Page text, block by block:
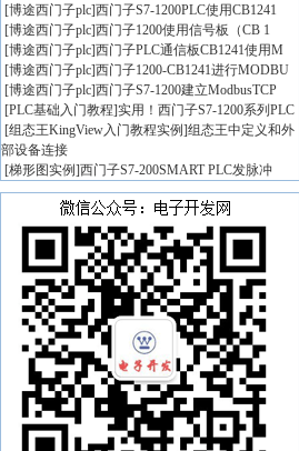
[博途西门子plc]西门子S7-1200PLC使用CB1241
[博途西门子plc]西门子1200使用信号板（CB 1
[博途西门子plc]西门子PLC通信板CB1241使用M
[博途西门子plc]西门子1200-CB1241进行MODBU
[博途西门子plc]西门子S7-1200建立ModbusTCP
[PLC基础入门教程]实用！西门子S7-1200系列PLC
[组态王KingView入门教程实例]组态王中定义和外
部设备连接
[梯形图实例]西门子S7-200SMART PLC发脉冲